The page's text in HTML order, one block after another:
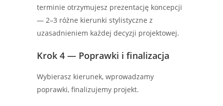
terminie otrzymujesz prezentację koncepcji
— 2–3 różne kierunki stylistyczne z
uzasadnieniem każdej decyzji projektowej.
Krok 4 — Poprawki i finalizacja
Wybierasz kierunek, wprowadzamy
poprawki, finalizujemy projekt.